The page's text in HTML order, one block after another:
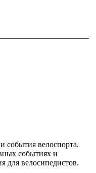
события велоспорта.
событиях и
для велосипедистов.